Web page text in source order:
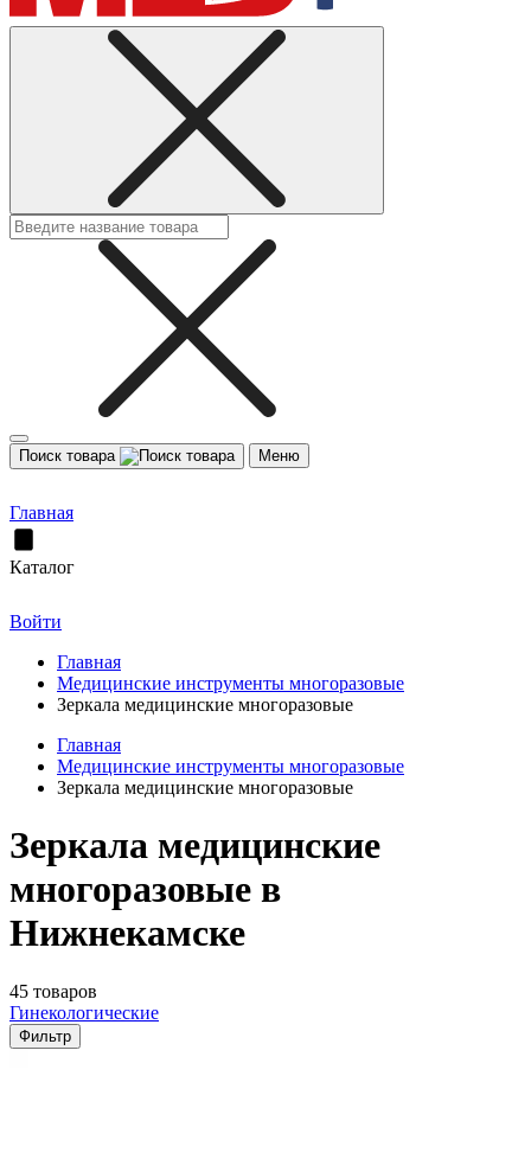
Поиск товара Меню
Главная
Каталог
Войти
Главная
Медицинские инструменты многоразовые
Зеркала медицинские многоразовые
Главная
Медицинские инструменты многоразовые
Зеркала медицинские многоразовые
Зеркала медицинские
многоразовые в
Нижнекамске
45 товаров
Гинекологические
Фильтр